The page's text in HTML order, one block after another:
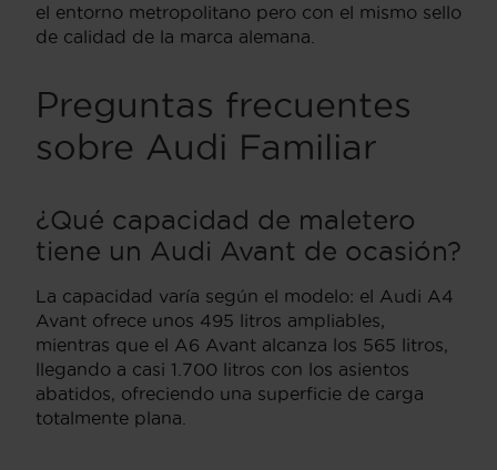
el entorno metropolitano pero con el mismo sello
de calidad de la marca alemana.
Preguntas frecuentes
sobre Audi Familiar
¿Qué capacidad de maletero
tiene un Audi Avant de ocasión?
La capacidad varía según el modelo: el Audi A4
Avant ofrece unos 495 litros ampliables,
mientras que el A6 Avant alcanza los 565 litros,
llegando a casi 1.700 litros con los asientos
abatidos, ofreciendo una superficie de carga
totalmente plana.